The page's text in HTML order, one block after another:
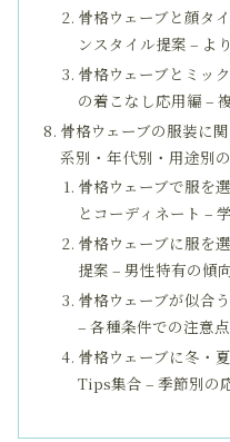
骨格ウェーブと顔タ
ンスタイル提案 – よ
骨格ウェーブとミッ
の着こなし応用編 –
骨格ウェーブの服装に
系別・年代別・用途別
骨格ウェーブで服を
とコーディネート –
骨格ウェーブに服を
提案 – 男性特有の傾
骨格ウェーブが似合
– 各種条件での注意点
骨格ウェーブに冬・
Tips集合 – 季節別の